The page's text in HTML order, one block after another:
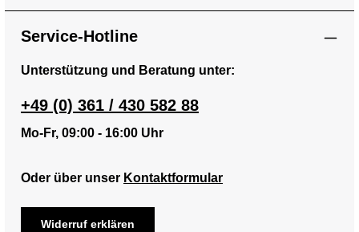
Service-Hotline
Unterstützung und Beratung unter:
+49 (0) 361 / 430 582 88
Mo-Fr, 09:00 - 16:00 Uhr
Oder über unser Kontaktformular
Widerruf erklären